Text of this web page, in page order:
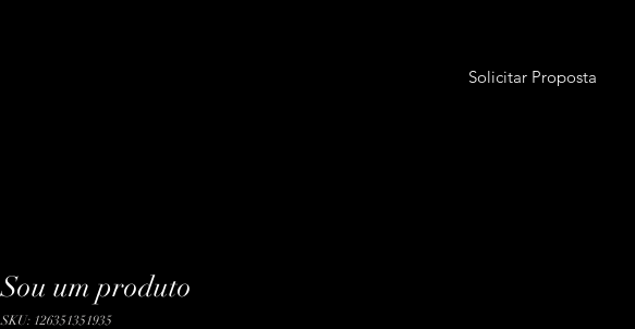
Solicitar Proposta
Sou um produto
SKU: 126351351935